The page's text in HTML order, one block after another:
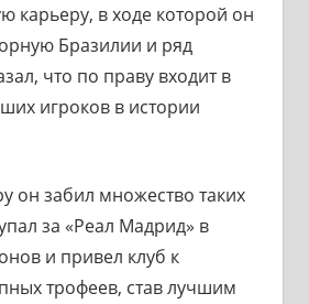
карьеру, в ходе которой он
Бразилии и ряд
что по праву входит в
игроков в истории
он забил множество таких
за «Реал Мадрид» в
и привел клуб к
трофеев, став лучшим